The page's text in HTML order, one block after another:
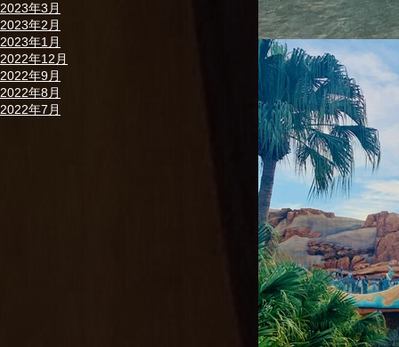
2023年3月
2023年2月
2023年1月
2022年12月
2022年9月
2022年8月
2022年7月